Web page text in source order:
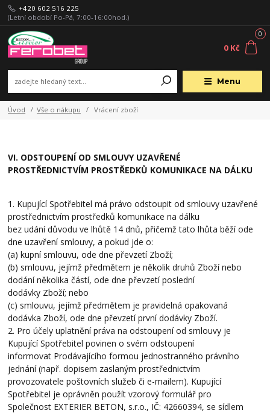
Menu
+420 602 516 225
(Letní období Po-Pá, 7:00-16:00hod.)
0
0 Kč
Úvod Vše o nákupu Vrácení zboží
VI. ODSTOUPENÍ OD SMLOUVY UZAVŘENÉ
PROSTŘEDNICTVÍM PROSTŘEDKŮ KOMUNIKACE NA DÁLKU
1. Kupující Spotřebitel má právo odstoupit od smlouvy uzavřené
prostřednictvím prostředků komunikace na dálku
bez udání důvodu ve lhůtě 14 dnů, přičemž tato lhůta běží ode
dne uzavření smlouvy, a pokud jde o:
(a) kupní smlouvu, ode dne převzetí Zboží;
(b) smlouvu, jejímž předmětem je několik druhů Zboží nebo
dodání několika částí, ode dne převzetí poslední
dodávky Zboží; nebo
(c) smlouvu, jejímž předmětem je pravidelná opakovaná
dodávka Zboží, ode dne převzetí první dodávky Zboží.
2. Pro účely uplatnění práva na odstoupení od smlouvy je
Kupující Spotřebitel povinen o svém odstoupení
informovat Prodávajícího formou jednostranného právního
jednání (např. dopisem zaslaným prostřednictvím
provozovatele poštovních služeb či e-mailem). Kupující
Spotřebitel je oprávněn použít vzorový formulář pro
Společnost EXTERIER BETON, s.r.o., IČ: 42660394, se sídlem